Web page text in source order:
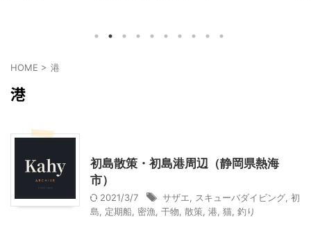
HOME > 港
港
初島散策・初島港周辺（静岡県熱海
市）
2021/3/7 サザエ スキューバダイビング 初
島
定期船 密漁 干物 散策 港 猫 釣り